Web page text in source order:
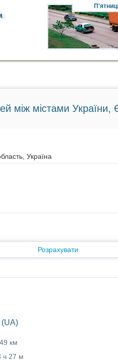
між містами України,
Розрахувати
км
ч 27 м